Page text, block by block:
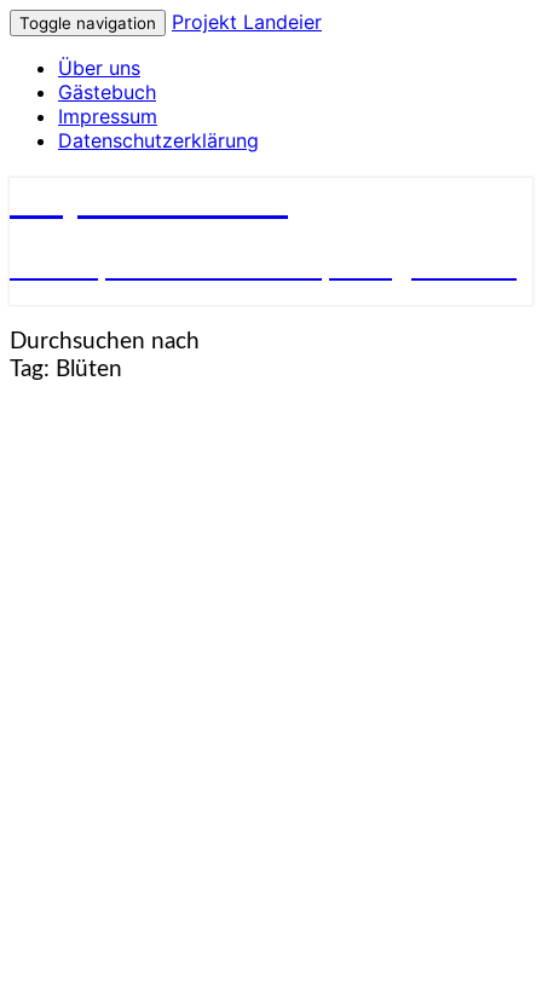
Toggle navigation
Projekt Landeier
Über uns
Gästebuch
Impressum
Datenschutzerklärung
Durchsuchen nach
Tag: Blüten